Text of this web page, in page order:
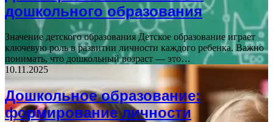
дошкольного образования
Значение детского образования Детское образование играет
ключевую роль в развитии личности каждого ребенка. Важно
понимать, что дошкольный возраст — это…
10.11.2025
Дошкольное образование:
формирование личности